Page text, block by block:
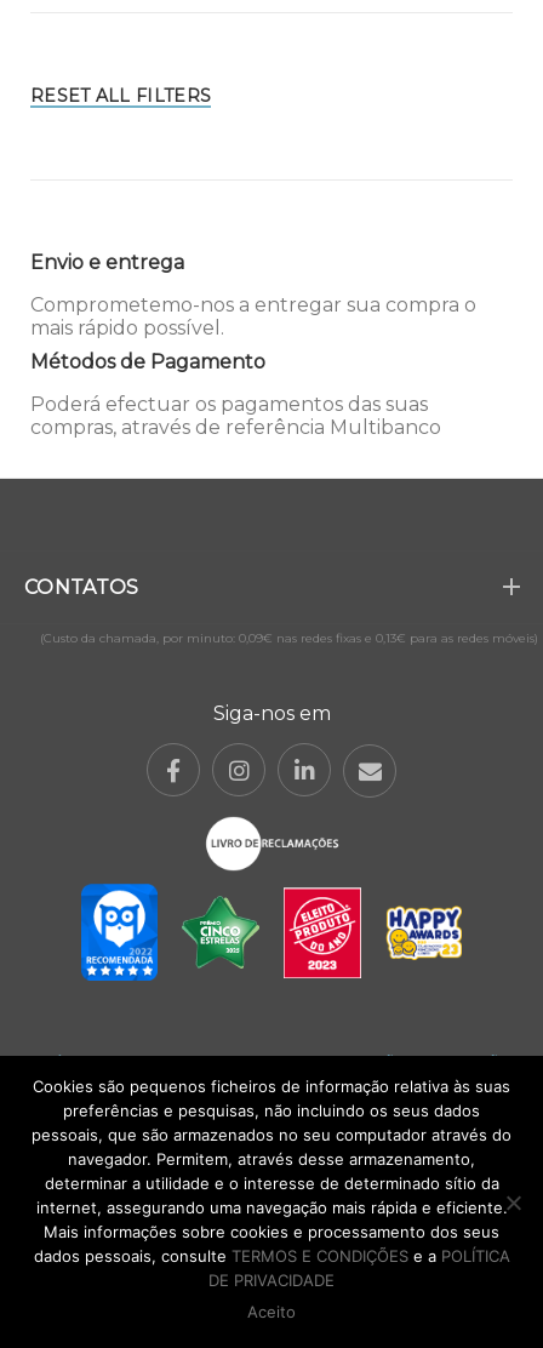
RESET ALL FILTERS
Envio e entrega
Comprometemo-nos a entregar sua compra o
mais rápido possível.
Métodos de Pagamento
Poderá efectuar os pagamentos das suas
compras, através de referência Multibanco
CONTATOS
(Custo da chamada, por minuto: 0,09€ nas redes fixas e 0,13€ para as redes móveis)
Siga-nos em
POLÍTICA DE PRIVACIDADE|TERMOS E CONDIÇÕESlCONDIÇÕES
GERAIS DE VENDA| Alberto Oculista, SA 2026. Todos os direitos reservados.
DE VOLTA AO TOPO
Cookies são pequenos ficheiros de informação relativa às suas
preferências e pesquisas, não incluindo os seus dados
pessoais, que são armazenados no seu computador através do
navegador. Permitem, através desse armazenamento,
determinar a utilidade e o interesse de determinado sítio da
internet, assegurando uma navegação mais rápida e eficiente.
Mais informações sobre cookies e processamento dos seus
dados pessoais, consulte TERMOS E CONDIÇÕESe a POLÍTICA
DE PRIVACIDADE
Aceito